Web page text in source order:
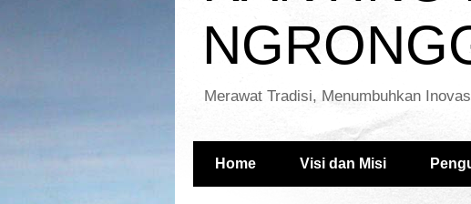
Merawat Tradisi, Menumbuhkan
Home Visi dan Misi